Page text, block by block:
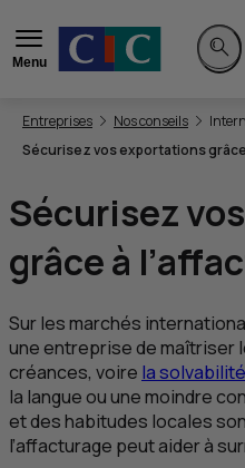
Menu
Vous êtes ici:
Entreprises Nos conseils
Sécurisez vos exportations
Sécurisez
grâce à
Sur les marchés
une entreprise de maîtriser
créances, voire la
la langue ou une moindre
et des habitudes locales
l’affacturage peut aider à